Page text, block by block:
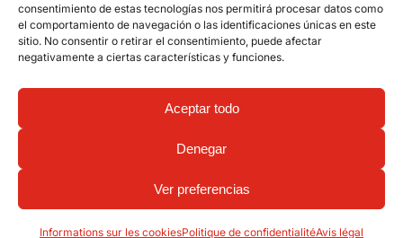
consentimiento de estas tecnologías nos permitirá procesar datos como
el comportamiento de navegación o las identificaciones únicas en este
sitio. No consentir o retirar el consentimiento, puede afectar
negativamente a ciertas características y funciones.
Aceptar todo
Denegar
Ver preferencias
Informations sur les cookiesPolitique de confidentialitéAvis légal
info@grupfabregas.com
Grup Fábregas
Accès concessionnaire
Avis légal
Politique de confidentialité
Informations sur les cookies
mobiliers urbains ECO Friendly –
qualitystudio